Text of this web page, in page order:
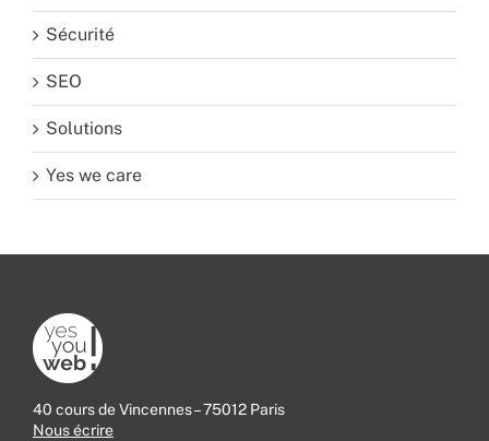
Sécurité
SEO
Solutions
Yes we care
40 cours de Vincennes – 75012 Paris
Nous écrire